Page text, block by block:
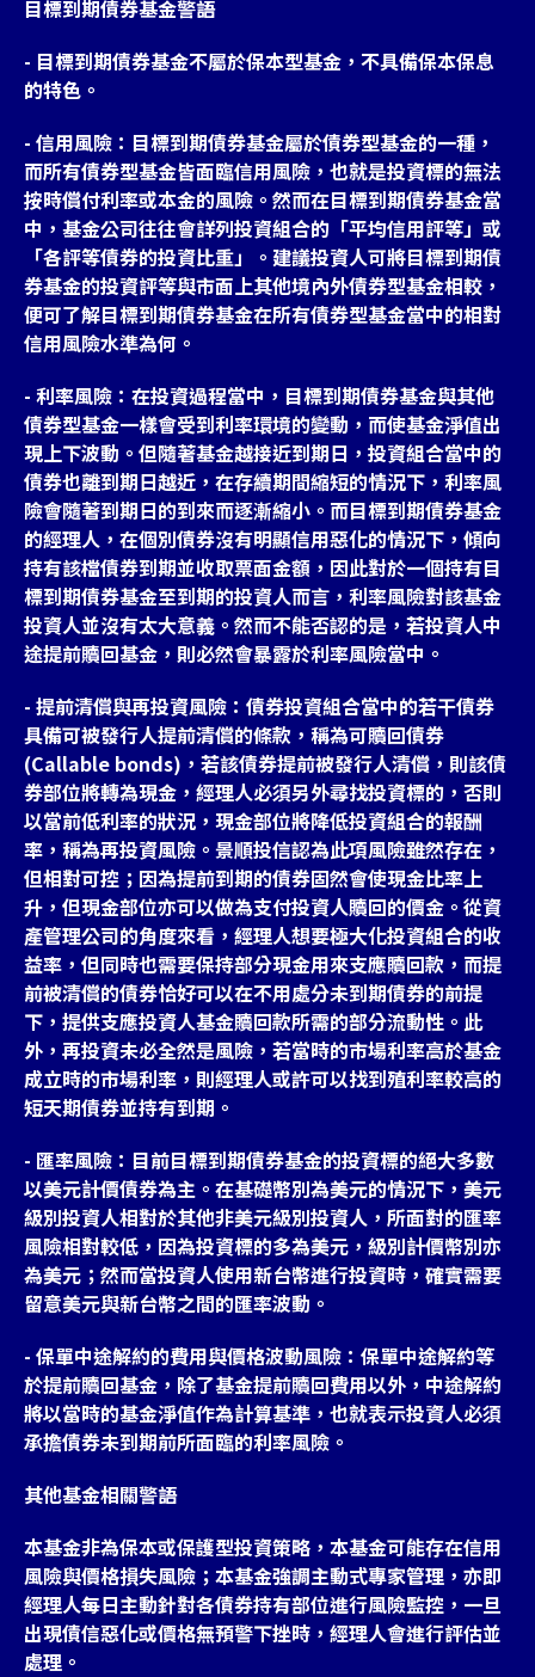
目標到期債券基金警語
- 目標到期債券基金不屬於保本型基金，不具備保本保息
的特色。
- 信用風險：目標到期債券基金屬於債券型基金的一種，
而所有債券型基金皆面臨信用風險，也就是投資標的無法
按時償付利率或本金的風險。然而在目標到期債券基金當
中，基金公司往往會詳列投資組合的「平均信用評等」或
「各評等債券的投資比重」。建議投資人可將目標到期債
券基金的投資評等與市面上其他境內外債券型基金相較，
便可了解目標到期債券基金在所有債券型基金當中的相對
信用風險水準為何。
- 利率風險：在投資過程當中，目標到期債券基金與其他
債券型基金一樣會受到利率環境的變動，而使基金淨值出
現上下波動。但隨著基金越接近到期日，投資組合當中的
債券也離到期日越近，在存續期間縮短的情況下，利率風
險會隨著到期日的到來而逐漸縮小。而目標到期債券基金
的經理人，在個別債券沒有明顯信用惡化的情況下，傾向
持有該檔債券到期並收取票面金額，因此對於一個持有目
標到期債券基金至到期的投資人而言，利率風險對該基金
投資人並沒有太大意義。然而不能否認的是，若投資人中
途提前贖回基金，則必然會暴露於利率風險當中。
- 提前清償與再投資風險：債券投資組合當中的若干債券
具備可被發行人提前清償的條款，稱為可贖回債券
(Callable bonds)，若該債券提前被發行人清償，則該債
券部位將轉為現金，經理人必須另外尋找投資標的，否則
以當前低利率的狀況，現金部位將降低投資組合的報酬
率，稱為再投資風險。景順投信認為此項風險雖然存在，
但相對可控；因為提前到期的債券固然會使現金比率上
升，但現金部位亦可以做為支付投資人贖回的價金。從資
產管理公司的角度來看，經理人想要極大化投資組合的收
益率，但同時也需要保持部分現金用來支應贖回款，而提
前被清償的債券恰好可以在不用處分未到期債券的前提
下，提供支應投資人基金贖回款所需的部分流動性。此
外，再投資未必全然是風險，若當時的市場利率高於基金
成立時的市場利率，則經理人或許可以找到殖利率較高的
短天期債券並持有到期。
- 匯率風險：目前目標到期債券基金的投資標的絕大多數
以美元計價債券為主。在基礎幣別為美元的情況下，美元
級別投資人相對於其他非美元級別投資人，所面對的匯率
風險相對較低，因為投資標的多為美元，級別計價幣別亦
為美元；然而當投資人使用新台幣進行投資時，確實需要
留意美元與新台幣之間的匯率波動。
- 保單中途解約的費用與價格波動風險：保單中途解約等
於提前贖回基金，除了基金提前贖回費用以外，中途解約
將以當時的基金淨值作為計算基準，也就表示投資人必須
承擔債券未到期前所面臨的利率風險。
其他基金相關警語
本基金非為保本或保護型投資策略，本基金可能存在信用
風險與價格損失風險；本基金強調主動式專家管理，亦即
經理人每日主動針對各債券持有部位進行風險監控，一旦
出現債信惡化或價格無預警下挫時，經理人會進行評估並
處理。